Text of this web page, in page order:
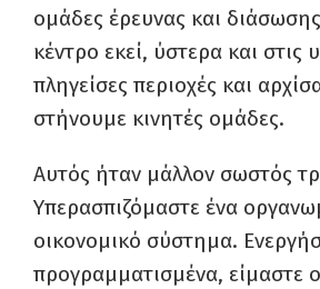
ομάδες έρευνας και
κέντρο εκεί, ύστερα και στις
πληγείσες περιοχές και
στήνουμε κινητές ομάδες.
Αυτός ήταν μάλλον σωστός
Υπερασπιζόμαστε ένα
οικονομικό σύστημα.
προγραμματισμένα, είμαστε